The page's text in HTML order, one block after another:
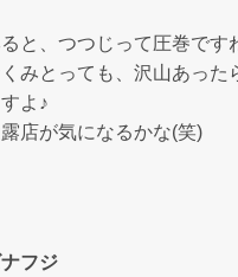
と、つつじって圧巻です
みとっても、沢山あった
よ♪
店が気になるかな(笑)
フジ